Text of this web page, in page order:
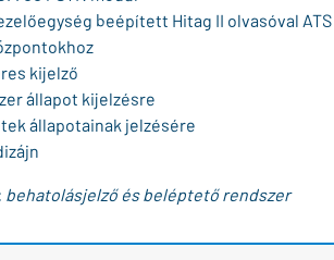
beépített Hitag II olvasóval ATS
kijelző
állapot kijelzésre
állapotainak jelzésére
behatolásjelző és beléptető rendszer